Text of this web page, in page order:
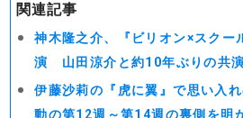
関連記事
神木隆之介、『ビリオン×スクー
演 山田涼介と約10年ぶりの共
伊藤沙莉の『虎に翼』で思い入
動の第12週～第14週の裏側を明